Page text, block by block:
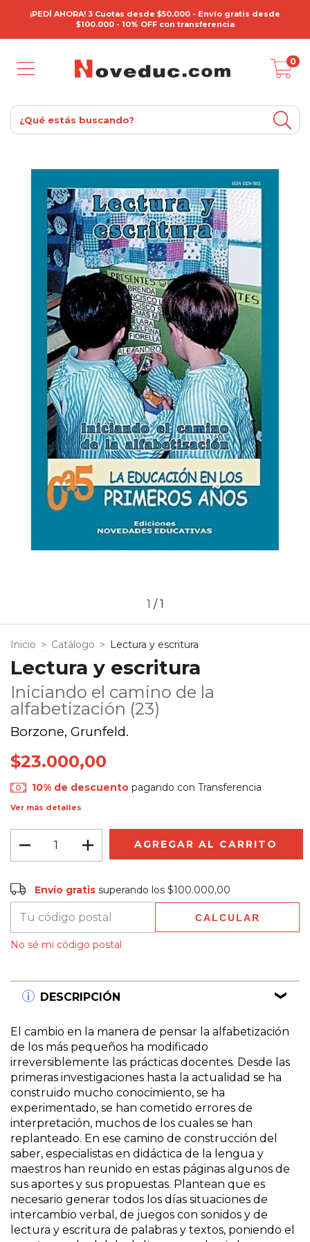
¡PEDÍ AHORA! 3 Cuotas desde $50.000 - Envío gratis desde
$100.000 - 10% OFF con transferencia
0
1 /1
Inicio > Catálogo > Lectura y escritura
Lectura y escritura
Iniciando el camino de la
alfabetización (23)
Borzone, Grunfeld.
$23.000,00
10% de descuento pagando con Transferencia
Ver más detalles
Envío gratis
Entregas para el CP: CAMBIAR CP
Envío gratis superando los$100.000,00
CALCULAR
No sé mi código postal
DESCRIPCIÓN
El cambio en la manera de pensar la alfabetización
de los más pequeños ha modificado
irreversiblemente las prácticas docentes. Desde las
primeras investigaciones hasta la actualidad se ha
construido mucho conocimiento, se ha
experimentado, se han cometido errores de
interpretación, muchos de los cuales se han
replanteado. En ese camino de construcción del
saber, especialistas en didáctica de la lengua y
maestros han reunido en estas páginas algunos de
sus aportes y sus propuestas. Plantean que es
necesario generar todos los días situaciones de
intercambio verbal, de juegos con sonidos y de
lectura y escritura de palabras y textos, poniendo el